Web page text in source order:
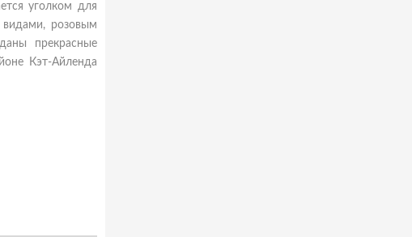
уголком для
видами, розовым
прекрасные
Кэт-Айленда